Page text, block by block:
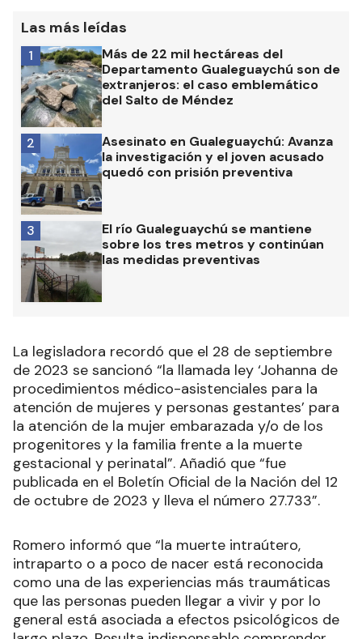
Las más leídas
Más de 22 mil hectáreas del
Departamento Gualeguaychú son de
extranjeros: el caso emblemático
del Salto de Méndez
1
Asesinato en Gualeguaychú: Avanza
la investigación y el joven acusado
quedó con prisión preventiva
2
El río Gualeguaychú se mantiene
sobre los tres metros y continúan
las medidas preventivas
3
La legisladora recordó que el 28 de septiembre
de 2023 se sancionó “la llamada ley ‘Johanna de
procedimientos médico-asistenciales para la
atención de mujeres y personas gestantes’ para
la atención de la mujer embarazada y/o de los
progenitores y la familia frente a la muerte
gestacional y perinatal”. Añadió que “fue
publicada en el Boletín Oficial de la Nación del 12
de octubre de 2023 y lleva el número 27.733”.
Romero informó que “la muerte intraútero,
intraparto o a poco de nacer está reconocida
como una de las experiencias más traumáticas
que las personas pueden llegar a vivir y por lo
general está asociada a efectos psicológicos de